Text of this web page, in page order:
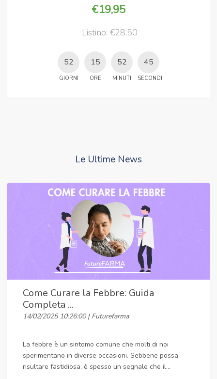
19,95
Listino: €28,50
52
GIORNI
15
ORE
52
MINUTI
45
SECONDI
Le Ultime News
Come Curare la Febbre: Guida
Completa ...
14/02/2025 10:26:00 | Futurefarma
La febbre è un sintomo comune che molti di noi
sperimentano in diverse occasioni. Sebbene possa
risultare fastidiosa, è spesso un segnale che il...